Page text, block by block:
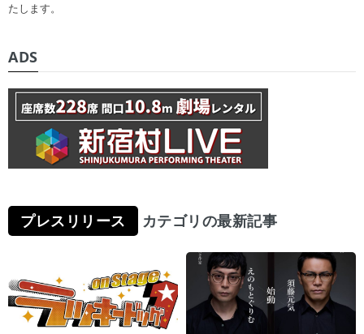
たします。
ADS
プレスリリース カテゴリの最新記事